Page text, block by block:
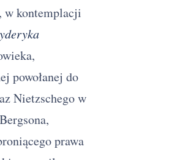
w kontemplacji
powołanej do
Nietzschego w
prawa